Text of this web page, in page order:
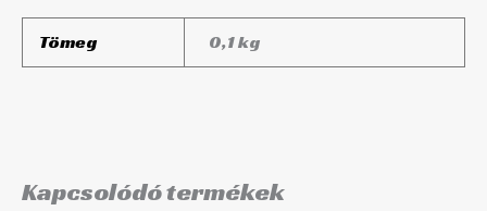
Tömeg 0,1 kg
Kapcsolódó termékek